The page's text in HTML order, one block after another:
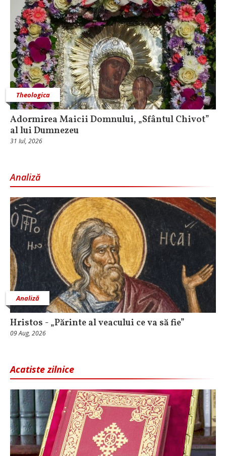
Theologica
Adormirea Maicii Domnului, „Sfântul Chivot”
al lui Dumnezeu
31 Iul, 2026
Analiză
Analiză
Hristos - „Părinte al veacului ce va să fie”
09 Aug, 2026
Acatiste zilnice